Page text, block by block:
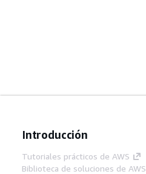
Introducción
Tutoriales prácticos de AWS
Biblioteca de soluciones de AWS